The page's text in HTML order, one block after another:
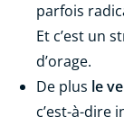
parfois
Et c’est un
d’orage.
De plus le
c’est-à-dire